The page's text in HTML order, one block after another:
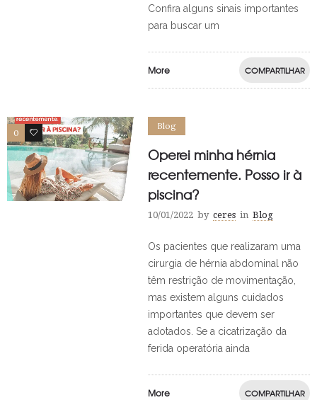
Confira alguns sinais importantes
para buscar um
More COMPARTILHAR
0 0
Blog
Operei minha hérnia
recentemente. Posso ir à
piscina?
10/01/2022 by ceres in Blog
Os pacientes que realizaram uma
cirurgia de hérnia abdominal não
têm restrição de movimentação,
mas existem alguns cuidados
importantes que devem ser
adotados. Se a cicatrização da
ferida operatória ainda
More COMPARTILHAR